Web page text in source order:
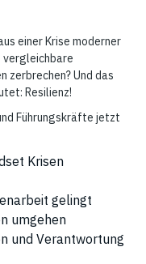
einer Krise moderner
vergleichbare
zerbrechen? Und das
Resilienz!
Führungskräfte jetzt
Krisen
gelingt
umgehen
und Verantwortung